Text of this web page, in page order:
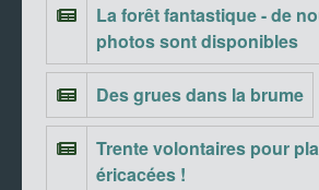
La forêt fantastique - de
photos sont disponibles
Des grues dans la brume
Trente volontaires pour
éricacées !